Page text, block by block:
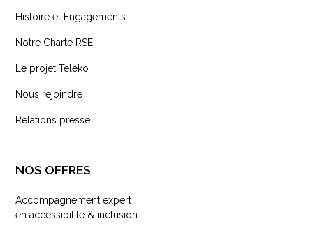
Histoire et Engagements
Notre Charte RSE
Le projet Teleko
Nous rejoindre
Relations presse
NOS OFFRES
Accompagnement expert
en accessibilité & inclusion